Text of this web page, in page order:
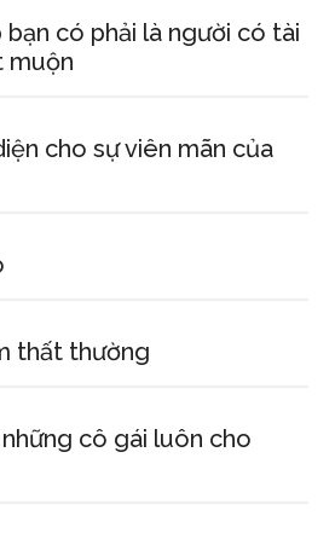
có phải là người có tài
muộn
cho sự viên mãn của
thất thường
cô gái luôn cho